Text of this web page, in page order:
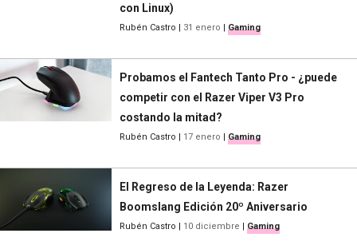
con Linux)
Rubén Castro | 31 enero | Gaming
Probamos el Fantech Tanto Pro - ¿puede
competir con el Razer Viper V3 Pro
costando la mitad?
Rubén Castro | 17 enero | Gaming
El Regreso de la Leyenda: Razer
Boomslang Edición 20º Aniversario
Rubén Castro | 10 diciembre | Gaming